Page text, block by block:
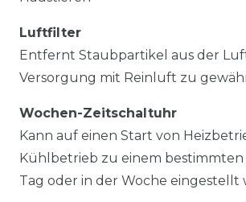
Luftfilter
Entfernt Staubpartikel aus der
Versorgung mit Reinluft zu
Wochen-Zeitschaltuhr
Kann auf einen Start von
Kühlbetrieb zu einem
Tag oder in der Woche eingestellt